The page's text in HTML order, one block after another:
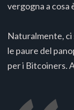
vergogna a cosa
Naturalmente, ci
le paure del
per i Bitcoiners.